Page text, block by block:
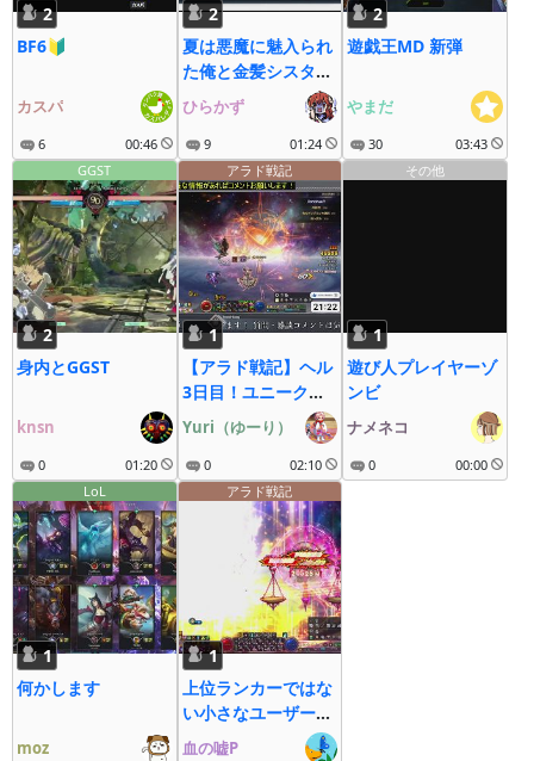
2
BF6🔰
カスパ
6 00:46
2
夏は悪魔に魅入られ
た俺と金髪シスター
の最終恋愛
ひらかず
9 01:24
2
遊戯王MD 新弾
やまだ
30
03:43
GGST
2
身内とGGST
knsn
0 01:20
アラド戦記
1
【アラド戦記】ヘル
3日目！ユニーク誓
約キャラを増やした
配信中！
Yuri（ゆーり）
0 02:10
その他
1
遊び人プレイヤーゾ
ンビ
ナメネコ
0
00:00
LoL
1
何かします
moz
アラド戦記
1
上位ランカーではな
い小さなユーザー
(アラド戦記)
血の嘘P